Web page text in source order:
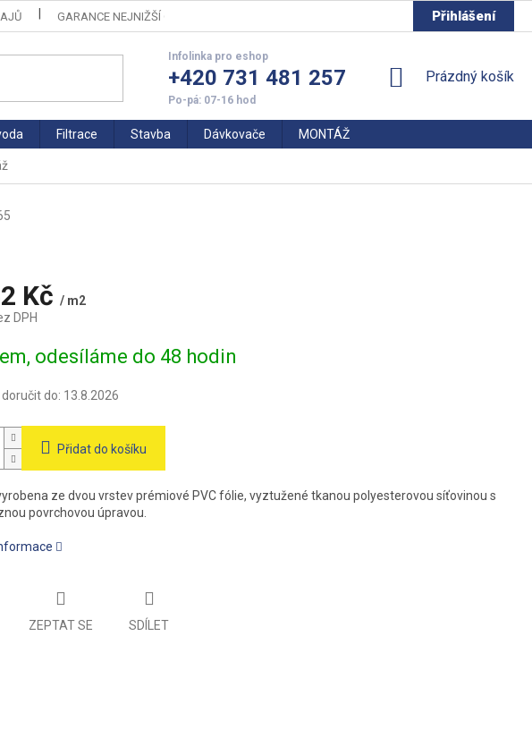
GARANCE NEJNIŽŠÍ CENY Přihlášení
+420 731 481 257
NÁKUPNÍ
Prázdný košík
Filtrace Stavba Dávkovače MONTÁŽ
Kč / m2
DPH
odesíláme do 48 hodin
do: 13.8.2026
Přidat do košíku
ze dvou vrstev prémiové PVC fólie, vyztužené tkanou polyesterovou síťovinou s
povrchovou úpravou.
ZEPTAT SE SDÍLET